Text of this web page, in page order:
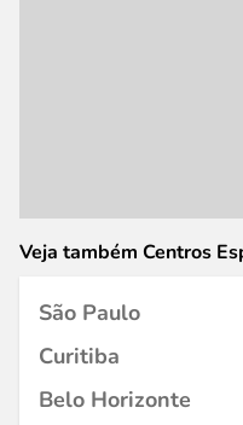
Veja também Centros
São Paulo
Curitiba
Belo Horizonte